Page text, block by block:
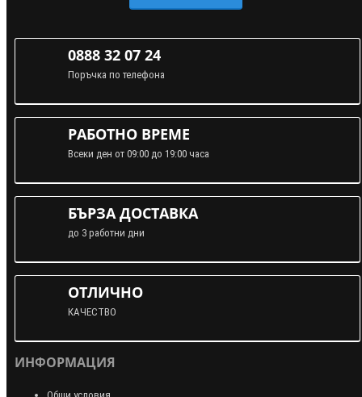
0888 32 07 24
Поръчка по телефона
РАБОТНО ВРЕМЕ
Всеки ден от 09:00 до 19:00 часа
БЪРЗА ДОСТАВКА
до 3 работни дни
ОТЛИЧНО
КАЧЕСТВО
ИНФОРМАЦИЯ